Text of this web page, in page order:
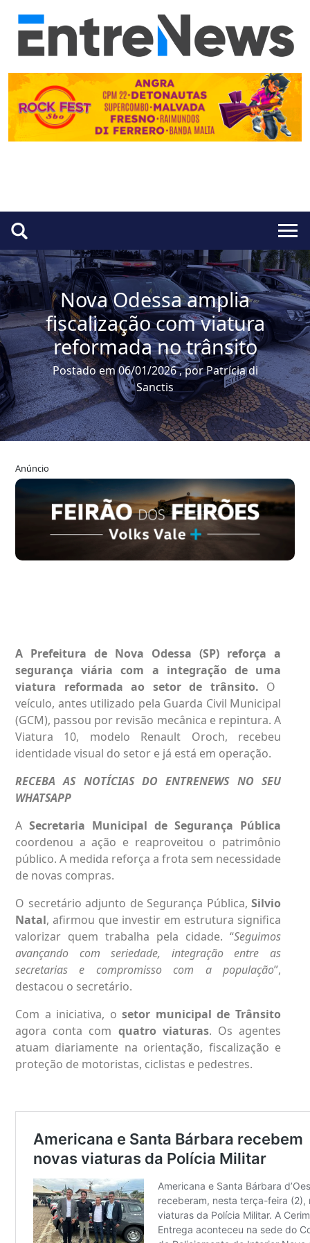
Nova Odessa amplia
fiscalização com viatura
reformada no trânsito
Postado em 06/01/2026 , por Patrícia di
Sanctis
Anúncio
A Prefeitura de Nova Odessa (SP) reforça a
segurança viária com a integração de uma
viatura reformada ao setor de trânsito. O
veículo, antes utilizado pela Guarda Civil Municipal
(GCM), passou por revisão mecânica e repintura. A
Viatura 10, modelo Renault Oroch, recebeu
identidade visual do setor e já está em operação.
RECEBA AS NOTÍCIAS DO ENTRENEWS NO SEU
WHATSAPP
A Secretaria Municipal de Segurança Pública
coordenou a ação e reaproveitou o patrimônio
público. A medida reforça a frota sem necessidade
de novas compras.
O secretário adjunto de Segurança Pública, Silvio
Natal, afirmou que investir em estrutura significa
valorizar quem trabalha pela cidade. “Seguimos
avançando com seriedade, integração entre as
secretarias e compromisso com a população”,
destacou o secretário.
Com a iniciativa, osetor municipal de Trânsito
agora conta com quatro viaturas. Os agentes
atuam diariamente na orientação, fiscalização e
proteção de motoristas, ciclistas e pedestres.